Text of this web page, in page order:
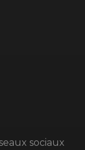
sociaux